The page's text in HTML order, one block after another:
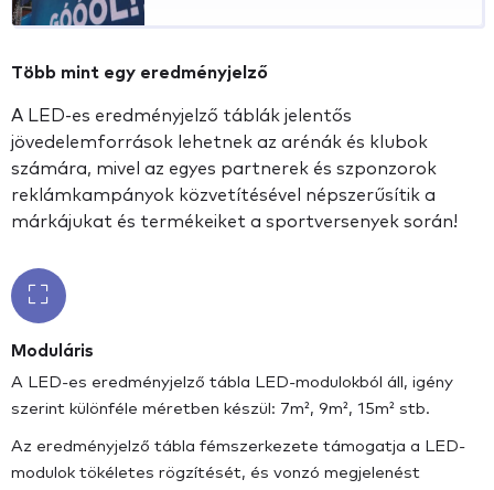
Több mint egy eredményjelző
A LED-es eredményjelző táblák jelentős
jövedelemforrások lehetnek az arénák és klubok
számára, mivel az egyes partnerek és szponzorok
reklámkampányok közvetítésével népszerűsítik a
márkájukat és termékeiket a sportversenyek során!
Moduláris
A LED-es eredményjelző tábla LED-modulokból áll, igény
szerint különféle méretben készül: 7m², 9m², 15m² stb.
Az eredményjelző tábla fémszerkezete támogatja a LED-
modulok tökéletes rögzítését, és vonzó megjelenést